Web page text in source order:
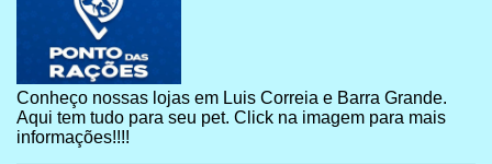
Conheço nossas lojas em Luis Correia e Barra Grande.
Aqui tem tudo para seu pet. Click na imagem para mais
informações!!!!